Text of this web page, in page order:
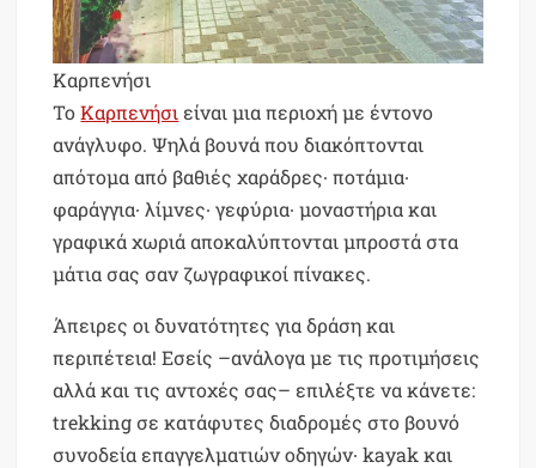
Καρπενήσι
ΤοΚαρπενήσιείναι μια περιοχή με έντονο
ανάγλυφο. Ψηλά βουνά που διακόπτονται
απότομα από βαθιές χαράδρες∙ ποτάμια∙
φαράγγια∙ λίμνες∙ γεφύρια∙ μοναστήρια και
γραφικά χωριά αποκαλύπτονται μπροστά στα
μάτια σας σαν ζωγραφικοί πίνακες.
Άπειρες οι δυνατότητες για δράση και
περιπέτεια! Εσείς –ανάλογα με τις προτιμήσεις
αλλά και τις αντοχές σας– επιλέξτε να κάνετε:
trekking σε κατάφυτες διαδρομές στο βουνό
συνοδεία επαγγελματιών οδηγών∙ kayak και